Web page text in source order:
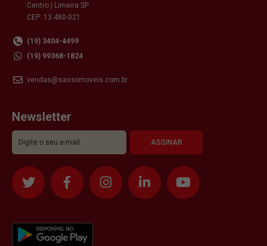
Centro | Limeira SP
CEP: 13.480-021
(19) 3404-4499
(19) 99368-1824
vendas@sassiimoveis.com.br
Newsletter